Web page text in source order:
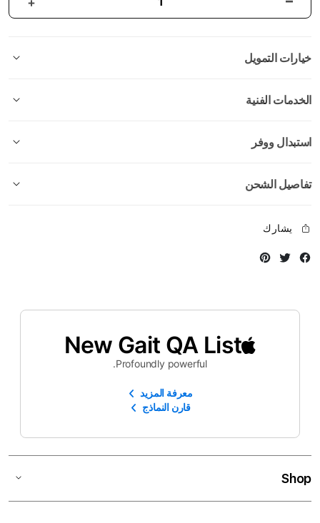
خيارات التمويل
الخدمات الفنية
استبدال ووفر
تفاصيل الشحن
يشارك
Facebook
Twitter
New Gait QA List
Profoundly powerful.
معرفة المزيد
قارن النماذج
Shop